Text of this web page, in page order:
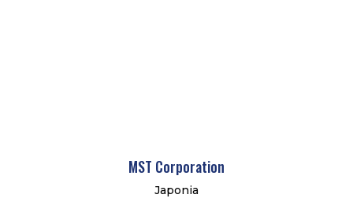
MST Corporation
Japonia